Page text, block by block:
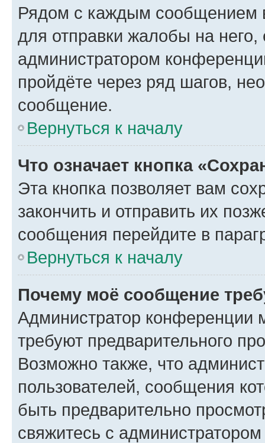
Рядом с каждым сообщением
для отправки жалобы на
администратором
пройдёте через ряд шагов,
сообщение.
Вернуться к началу
Что означает кнопка
Эта кнопка позволяет вам
закончить и отправить их
сообщения перейдите в
Вернуться к началу
Почему моё сообщение
Администратор конференции
требуют предварительного
Возможно также, что
пользователей, сообщения
быть предварительно
свяжитесь с